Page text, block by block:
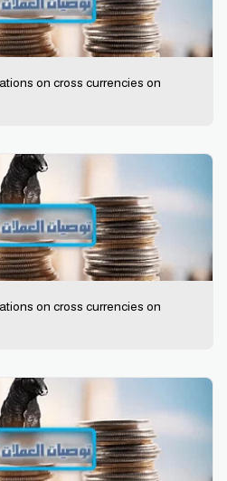
on cross currencies on
on cross currencies on